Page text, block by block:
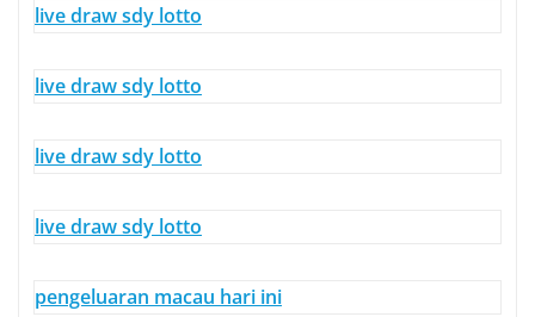
live draw sdy lotto
live draw sdy lotto
live draw sdy lotto
live draw sdy lotto
pengeluaran macau hari ini